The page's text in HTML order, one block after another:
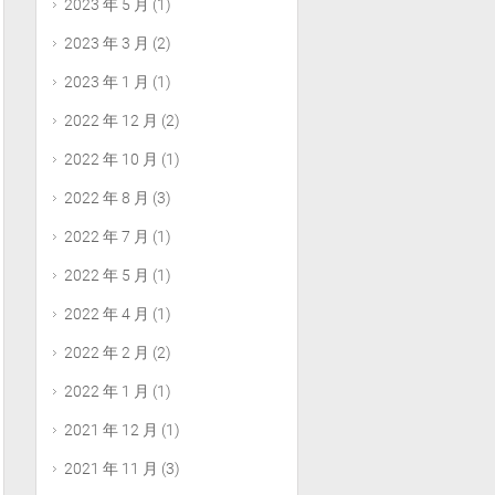
2023 年 5 月 (1)
2023 年 3 月 (2)
2023 年 1 月 (1)
2022 年 12 月 (2)
2022 年 10 月 (1)
2022 年 8 月 (3)
2022 年 7 月 (1)
2022 年 5 月 (1)
2022 年 4 月 (1)
2022 年 2 月 (2)
2022 年 1 月 (1)
2021 年 12 月 (1)
2021 年 11 月 (3)